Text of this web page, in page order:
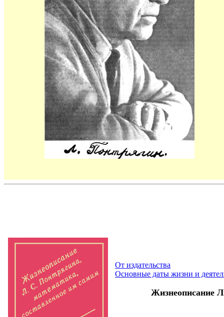
От издательства
Основные даты жизни и
Жизнеописание